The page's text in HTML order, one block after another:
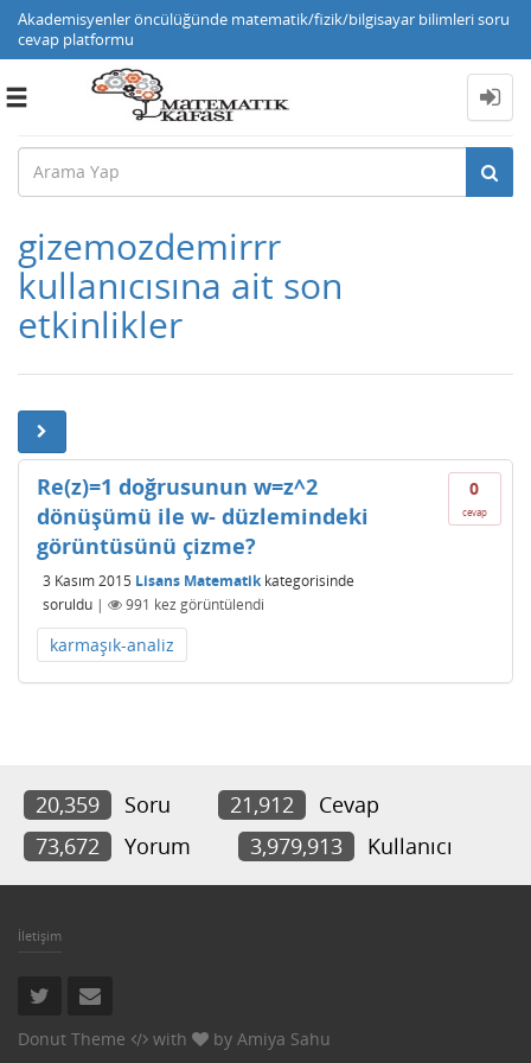
Akademisyenler öncülüğünde matematik/fizik/bilgisayar bilimleri soru
cevap platformu
Toggle
gizemozdemirrr
kullanıcısına ait son
etkinlikler
0
cevap
Re(z)=1 doğrusunun w=z^2
dönüşümü ile w- düzlemindeki
görüntüsünü çizme?
3 Kasım 2015 Lisans Matematikkategorisinde
soruldu | 991 kez görüntülendi
karmaşık-analiz
20,359 Soru 21,912
Cevap
73,672
Yorum 3,979,913 Kullanıcı
İletişim
Donut Theme with by Amiya Sahu